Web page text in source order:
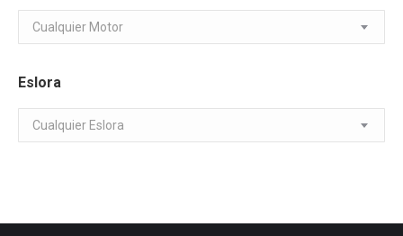
Cualquier Motor
Eslora
Cualquier Eslora